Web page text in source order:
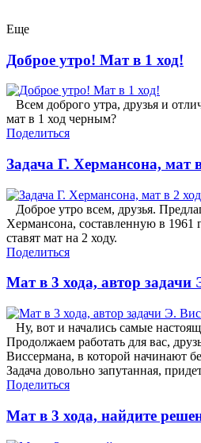
Еще
Доброе утро! Мат в 1 ход!
Всем доброго утра, друзья и
мат в 1 ход черным?
Поделиться
Задача Г. Хермансона, мат
Доброе утро всем, друзья.
Хермансона, составленную в 1961
ставят мат на 2 ходу.
Поделиться
Мат в 3 хода, автор задачи
Ну, вот и начались самые
Продолжаем работать для вас,
Виссермана, в которой начинают
Задача довольно запутанная,
Поделиться
Мат в 3 хода, найдите